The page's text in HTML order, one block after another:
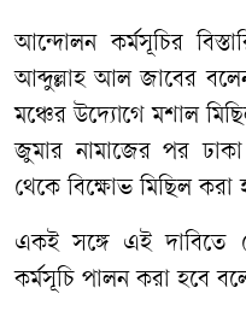
​আন্দোলন কর্মসূচির
আব্দুল্লাহ আল জাবের
মঞ্চের উদ্যোগে মশাল
জুমার নামাজের পর ঢাকা
থেকে বিক্ষোভ মিছিল করা
একই সঙ্গে এই দাবিতে
কর্মসূচি পালন করা হবে